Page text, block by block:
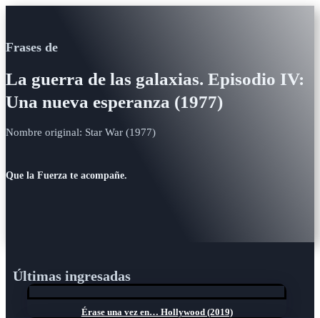
Frases de
La guerra de las galaxias. Episodio IV:
Una nueva esperanza (1977)
Nombre original: Star War (1977)
Que la Fuerza te acompañe.
Últimas ingresadas
Érase una vez en… Hollywood (2019)